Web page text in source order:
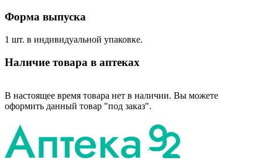
Форма выпуска
1 шт. в индивидуальной упаковке.
Наличие товара в аптеках
В настоящее время товара нет в наличии. Вы можете
оформить данный товар "под заказ".